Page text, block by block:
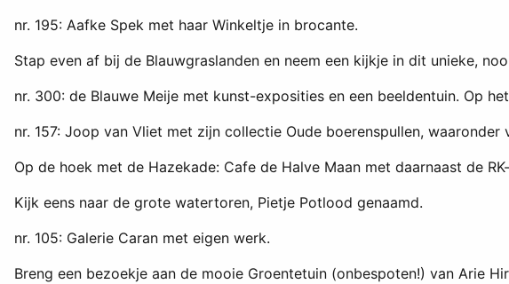
nr. 195: Aafke Spek met haar Winkeltje in brocante.
Stap even af bij de Blauwgraslanden en neem een kijkje in dit unieke,
nr. 300: de Blauwe Meije met kunst-exposities en een beeldentuin. Op
nr. 157: Joop van Vliet met zijn collectie Oude boerenspullen, waaronder
Op de hoek met de Hazekade: Cafe de Halve Maan met daarnaast de
Kijk eens naar de grote watertoren, Pietje Potlood genaamd.
nr. 105: Galerie Caran met eigen werk.
Breng een bezoekje aan de mooie Groentetuin (onbespoten!) van Arie